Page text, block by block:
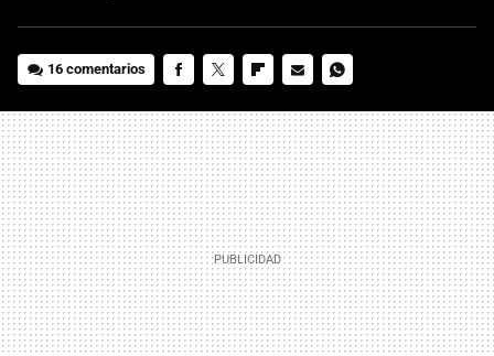
16 comentarios
MAIL